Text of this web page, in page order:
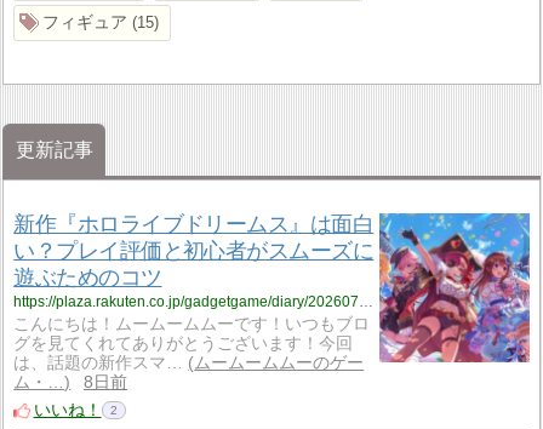
フィギュア 15
更新記事
新作『ホロライブドリームス』は面白
い？プレイ評価と初心者がスムーズに
遊ぶためのコツ
https://plaza.rakuten.co.jp/gadgetgame/diary/202607290000/
こんにちは！ムームームムーです！いつもブロ
グを見てくれてありがとうございます！今回
は、話題の新作スマ…
ムームームムーのゲー
ム・…
8日前
いいね！
2